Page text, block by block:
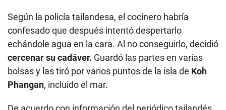
Según la policía tailandesa, el cocinero habría
confesado que después intentó despertarlo
echándole agua en la cara. Al no conseguirlo, decidió
cercenar su cadáver. Guardó las partes en varias
bolsas y las tiró por varios puntos de la isla de Koh
Phangan, incluido el mar.